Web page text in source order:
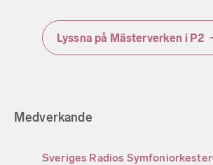
Lyssna på Mästerverken i P2
Medverkande
Sveriges Radios Symfoniorkester